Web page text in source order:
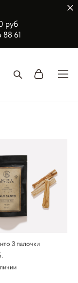
2000 руб
88 61
3 палочки